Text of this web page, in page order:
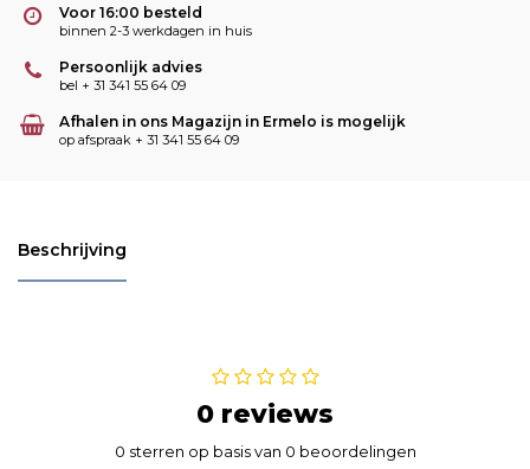
Voor 16:00 besteld
binnen 2-3 werkdagen in huis
Persoonlijk advies
bel + 31 341 55 64 09
Afhalen in ons Magazijn in Ermelo is mogelijk
op afspraak + 31 341 55 64 09
Beschrijving
0 reviews
0 sterren op basis van 0 beoordelingen